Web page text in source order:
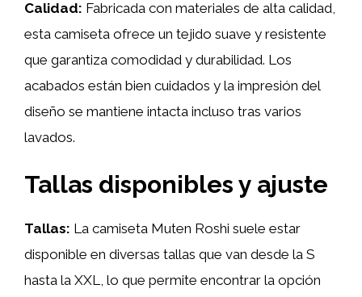
Calidad: Fabricada con materiales de alta calidad,
esta camiseta ofrece un tejido suave y resistente
que garantiza comodidad y durabilidad. Los
acabados están bien cuidados y la impresión del
diseño se mantiene intacta incluso tras varios
lavados.
Tallas disponibles y ajuste
Tallas: La camiseta Muten Roshi suele estar
disponible en diversas tallas que van desde la S
hasta la XXL, lo que permite encontrar la opción